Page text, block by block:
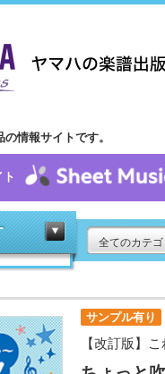
情報サイトです。
全てのカテゴ
サンプル有り
【改訂版】